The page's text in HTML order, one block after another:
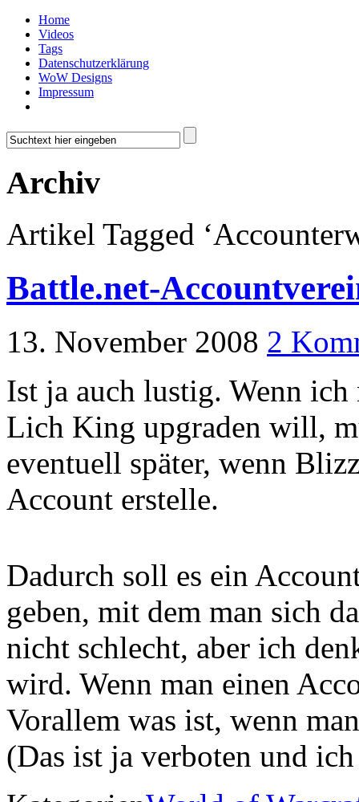
Home
Videos
Tags
Datenschutzerklärung
WoW Designs
Impressum
Archiv
Artikel Tagged
Battle.net-
13. November 2008 2
Ist ja auch lustig. Wenn
Lich King upgraden will,
eventuell später, wenn
Account erstelle.
Dadurch soll es ein
geben, mit dem man sich
nicht schlecht, aber ich
wird. Wenn man einen
Vorallem was ist, wenn
(Das ist ja verboten und